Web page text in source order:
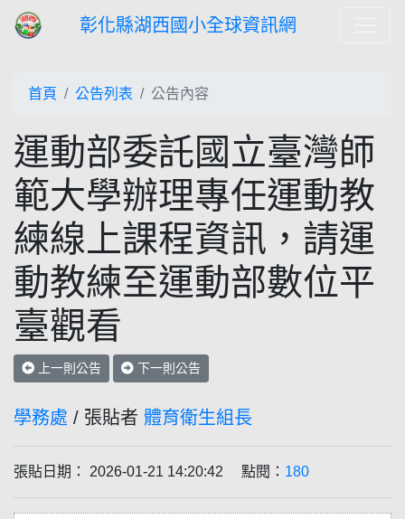
彰化縣湖西國小全球資訊網
首頁 公告列表 公告內容
運動部委託國立臺灣師
範大學辦理專任運動教
練線上課程資訊，請運
動教練至運動部數位平
臺觀看
上一則公告 下一則公告
學務處 / 張貼者 體育衛生組長
張貼日期： 2026-01-21 14:20:42 點閱： 180